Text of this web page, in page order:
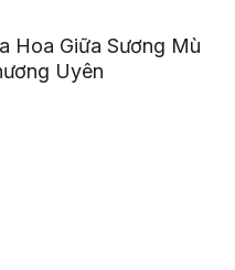
Hoa Giữa Sương Mù
Uyên